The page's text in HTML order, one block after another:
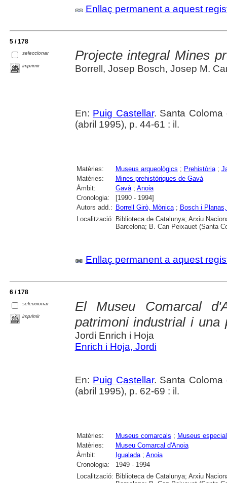
Enllaç permanent a aquest
5 / 178
seleccionar
imprimir
Projecte integral Mines
Borrell, Josep Bosch, Josep M.
En: Puig Castellar. Santa Coloma
(abril 1995), p. 44-61 : il.
Matèries: Museus arqueològics ; Prehistòria;
Matèries:
Mines prehistòriques de Gavà
Àmbit:
Gavà; Anoia
Cronologia:
[1990 - 1994]
Autors add.: Borrell Girò, Mònica; Bosch i
Localització: Biblioteca de Catalunya; Arxiu
Barcelona; B. Can Peixauet (Santa
Enllaç permanent a aquest
6 / 178
seleccionar
imprimir
El Museu Comarcal
patrimoni industrial i una
Jordi Enrich i Hoja
Enrich i Hoja, Jordi
En: Puig Castellar. Santa Coloma
(abril 1995), p. 62-69 : il.
Matèries: Museus comarcals ; Museus
Matèries:
Museu Comarcal d'Anoia
Àmbit:
Igualada; Anoia
Cronologia:
1949 - 1994
Localització: Biblioteca de Catalunya; Arxiu